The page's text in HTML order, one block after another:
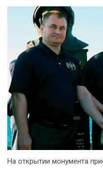
На открытии монумента